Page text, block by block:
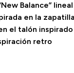
Balance”
en la
el talón
retro